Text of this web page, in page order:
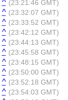
^ (23:21:46 GMT)
^ (23:32:07 GMT)
^ (23:33:52 GMT)
^ (23:42:12 GMT)
^ (23:44:13 GMT)
^ (23:45:58 GMT)
^ (23:48:15 GMT)
^ (23:50:00 GMT)
^ (23:52:18 GMT)
^ (23:54:03 GMT)